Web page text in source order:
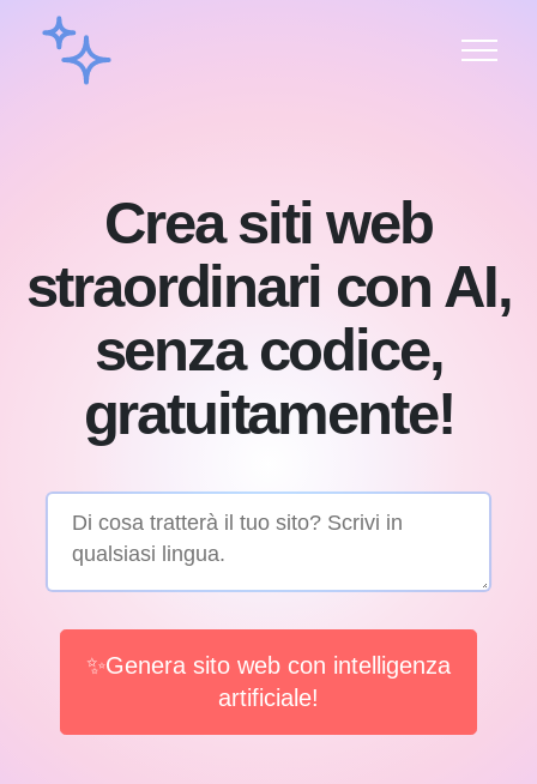
Crea siti web
straordinari con AI,
senza codice,
gratuitamente!
✨Genera sito web con intelligenza
artificiale!